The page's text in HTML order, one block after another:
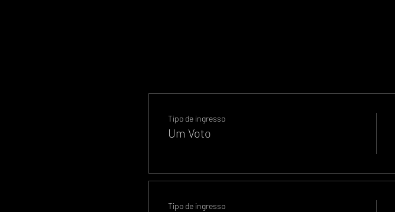
Tipo de ingresso
Um Voto
Tipo de ingresso